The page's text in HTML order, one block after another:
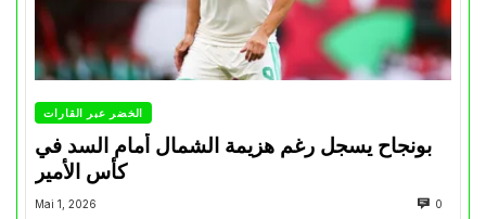
الخضر عبر القارات
بونجاح يسجل رغم هزيمة الشمال أمام السد في
كأس الأمير
Mai 1, 2026 0